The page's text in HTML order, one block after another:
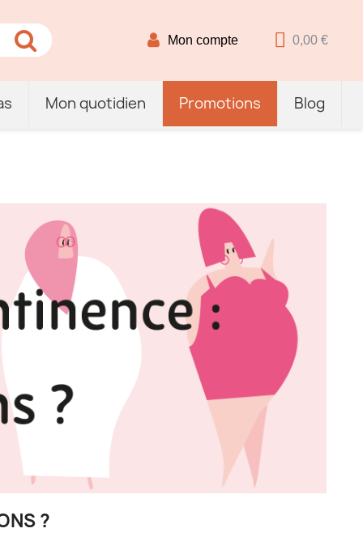
Mon compte 0,00 €
Mon quotidien Promotions Blog
?